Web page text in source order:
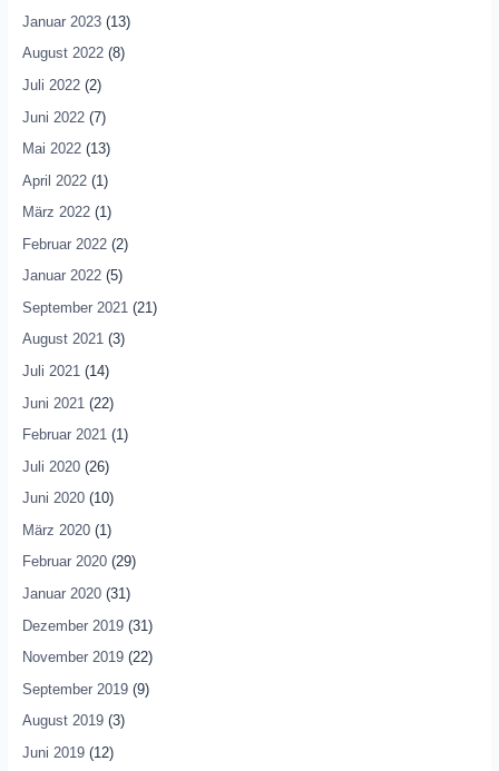
Januar 2023(13)
August 2022(8)
Juli 2022(2)
Juni 2022(7)
Mai 2022(13)
April 2022(1)
März 2022(1)
Februar 2022(2)
Januar 2022(5)
September 2021 (21)
August 2021(3)
Juli 2021(14)
Juni 2021 (22)
Februar 2021(1)
Juli 2020(26)
Juni 2020(10)
März 2020(1)
Februar 2020(29)
Januar 2020(31)
Dezember 2019(31)
November 2019(22)
September 2019(9)
August 2019(3)
Juni 2019(12)